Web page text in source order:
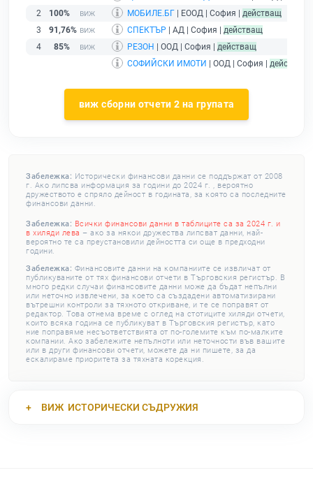
2
100% МОБИЛЕ.БГ | ЕООД | София | действащ
3
91,76% СПЕКТЪР | АД | София | действащ
4
85% РЕЗОН | ООД | София | действащ
СОФИЙСКИ ИМОТИ
| ООД | София | действащ
виж сборни отчети 2 на групата
Забележка: Исторически финансови данни се поддържат от 2008
г. Ако липсва информация за години до 2024 г. , вероятно
дружеството е спряло дейност в годината, за която са последните
финансови данни.
Забележка: Всички финансови данни в таблиците са за 2024 г. и
в хиляди лева – ако за някои дружества липсват данни, най-
вероятно те са преустановили дейността си още в предходни
години.
Забележка: Финансовите данни на компаниите се извличат от
публикуваните от тях финансови отчети в Търговския регистър. В
много редки случаи финансовите данни може да бъдат непълни
или неточно извлечени, за което са създадени автоматизирани
вътрешни контроли за тяхното откриване, и те се поправят от
редактор. Това отнема време с оглед на стотиците хиляди отчети,
които всяка година се публикуват в Търговския регистър, като
ние поправяме несъответствията от по-големите към по-малките
компании. Ако забележите непълноти или неточности във вашите
или в други финансови отчети, можете да ни пишете, за да
ескалираме приоритета за тяхната корекция.
ВИЖ ИСТОРИЧЕСКИ СЪДРУЖИЯ